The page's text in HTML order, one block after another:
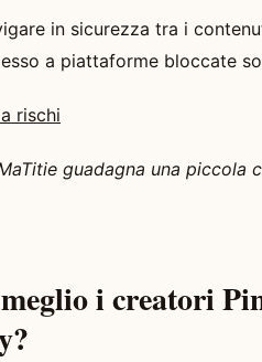
in sicurezza tra i
a piattaforme bloccate
rischi
guadagna una piccola
i creatori